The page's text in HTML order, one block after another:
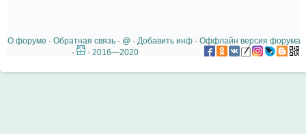
О форуме · Обратная связь· @ · Добавить инф· Оффлайн версия форума
·
· 2016—2020